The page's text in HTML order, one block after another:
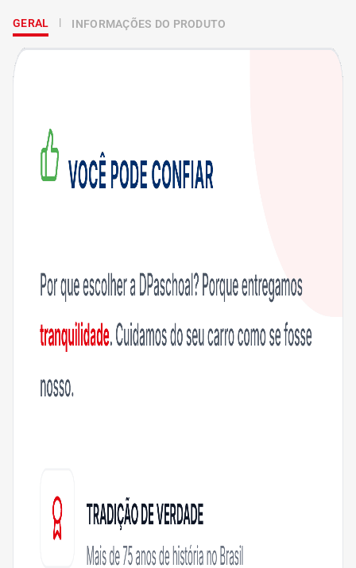
GERAL INFORMAÇÕES DO PRODUTO